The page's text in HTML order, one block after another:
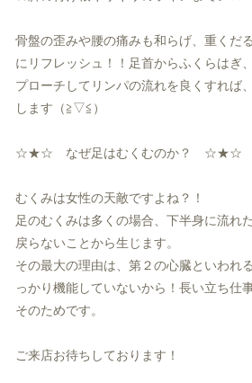
骨盤の歪みや腰の痛みも和らげ、 重くだ
にリフレッシュ！！ 足首からふくらはぎ
プローチしてリンパの流れを良くすれば、
します（≧▽≦）
☆★☆ なぜ足はむくむのか？ ☆★☆
むくみは女性の天敵ですよね？！
足のむくみは多くの場合、 下半身に流れ
戻らないことから生じます。
その最大の理由は、 第２の心臓といわれ
っかり機能していないから！長い立ち仕
そのためです。
ご来店お待ちしております！